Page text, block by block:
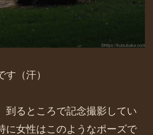
す（汗）
到るところで記念撮影してい
に女性はこのようなポーズで